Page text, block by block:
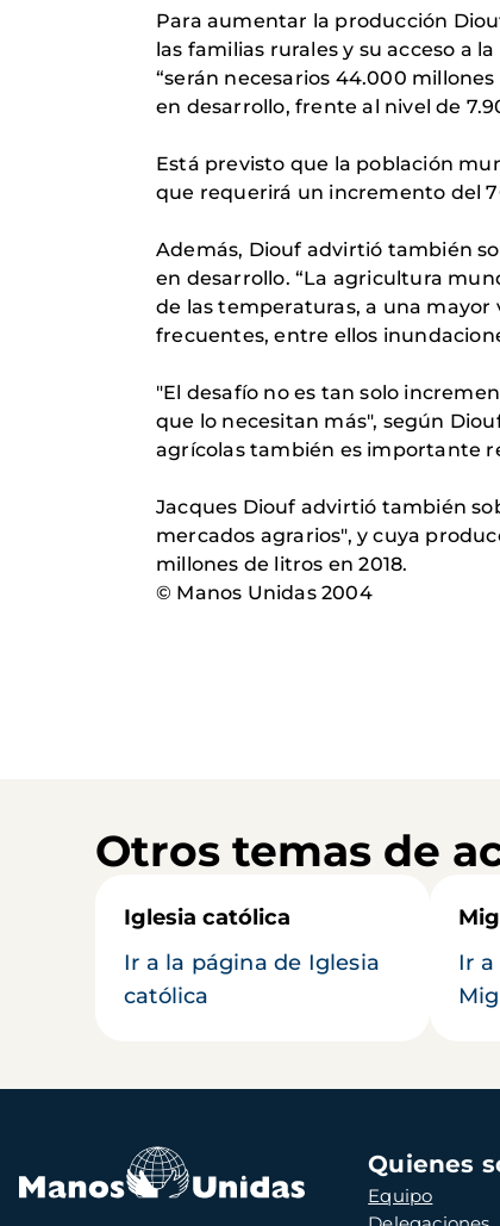
Para aumentar la producción
las familias rurales y su acceso a
“serán necesarios 44.000
en desarrollo, frente al nivel de
Está previsto que la población
que requerirá un incremento del
Además, Diouf advirtió también
en desarrollo. “La agricultura
de las temperaturas, a una
frecuentes, entre ellos
"El desafío no es tan solo
que lo necesitan más", según
agrícolas también es importante
Jacques Diouf advirtió también
mercados agrarios", y cuya
millones de litros en 2018.
© Manos Unidas 2004
Otros temas de
Iglesia católica
Ir a la página de Iglesia
católica
Ir a
Navegación
principal
Quienes
Equipo